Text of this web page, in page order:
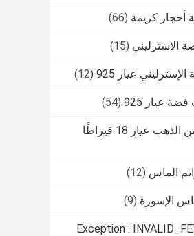
(66)
(15)
عيار 925 (12)
عيار 925 (54)
عيار 18 قيراطًا
(12)
(9)
Exception :